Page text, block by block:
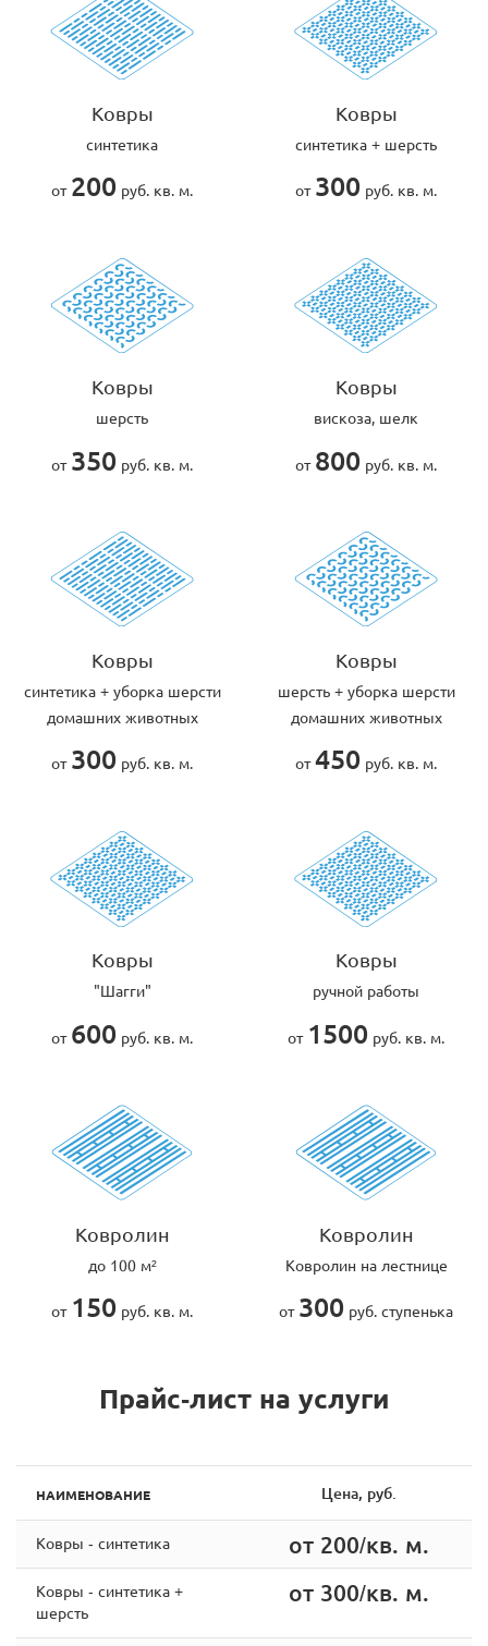
Ковры
синтетика
от 200 руб. кв. м.
Ковры
синтетика + шерсть
от 300 руб. кв. м.
Ковры
шерсть
от 350 руб. кв. м.
Ковры
вискоза, шелк
от 800 руб. кв. м.
Ковры
cинтетика + уборка шерсти
домашних животных
от 300 руб. кв. м.
Ковры
шерсть + уборка шерсти
домашних животных
от450 руб. кв. м.
Ковры
"Шагги"
от 600 руб. кв. м.
Ковры
ручной работы
от 1500 руб. кв. м.
Ковролин
до 100 м²
от 150 руб. кв. м.
Ковролин
Ковролин на лестнице
от 300 руб. ступенька
Прайс-лист на услуги
НАИМЕНОВАНИЕ Цена, руб.
Ковры - синтетика от 200/кв. м.
Ковры - синтетика +
шерсть
от 300/кв. м.